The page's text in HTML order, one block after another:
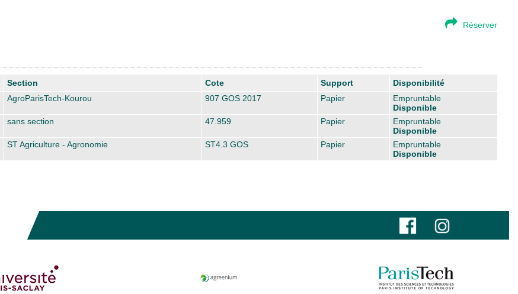
Réserver
Section Cote Support
Disponibilité
AgroParisTech-Kourou 907 GOS 2017 Papier
Empruntable
Disponible
sans section 47.959 Papier
Empruntable
Disponible
ST Agriculture - Agronomie ST4.3 GOS Papier
Empruntable
Disponible